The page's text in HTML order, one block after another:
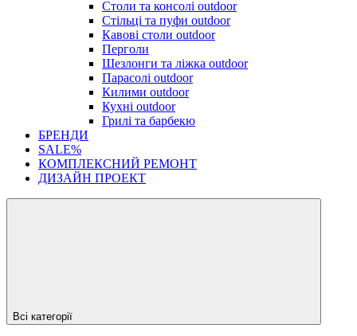
Столи та консолі outdoor
Стільці та пуфи outdoor
Кавові столи outdoor
Перголи
Шезлонги та ліжка outdoor
Парасолі outdoor
Килими outdoor
Кухні outdoor
Грилі та барбекю
БРЕНДИ
SALE%
КОМПЛЕКСНИЙ РЕМОНТ
ДИЗАЙН ПРОЕКТ
Всі категорії